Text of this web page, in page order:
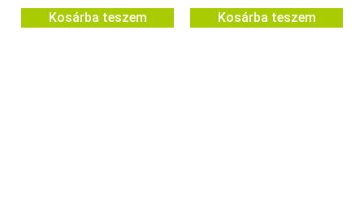
Kosárba teszem Kosárba teszem